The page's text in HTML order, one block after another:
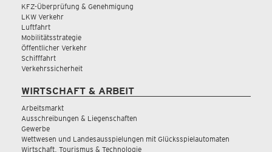
KFZ-Überprüfung & Genehmigung
LKW Verkehr
Luftfahrt
Mobilitätsstrategie
Öffentlicher Verkehr
Schifffahrt
Verkehrssicherheit
WIRTSCHAFT & ARBEIT
Arbeitsmarkt
Ausschreibungen & Liegenschaften
Gewerbe
Wettwesen und Landesausspielungen mit Glücksspielautomaten
Wirtschaft, Tourismus & Technologie